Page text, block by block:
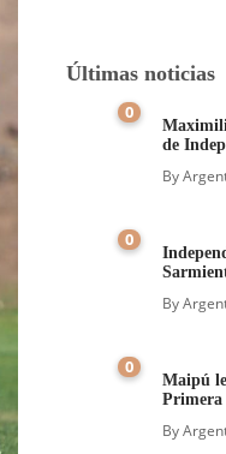
Últimas noticias
0
de
By
0
By
0
Maipú
Primera
By